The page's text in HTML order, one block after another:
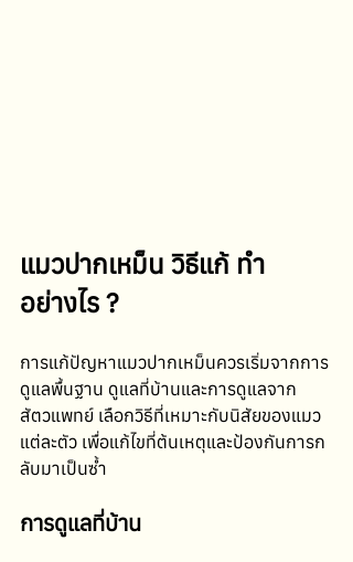
แมวปากเหม็น วิธีแก้ ทำ
อย่างไร ?
การแก้ปัญหาแมวปากเหม็นควรเริ่มจากการ
ดูแลพื้นฐาน ดูแลที่บ้านและการดูแลจาก
สัตวแพทย์ เลือกวิธีที่เหมาะกับนิสัยของแมว
แต่ละตัว เพื่อแก้ไขที่ต้นเหตุและป้องกันการก
ลับมาเป็นซ้ำ
การดูแลที่บ้าน